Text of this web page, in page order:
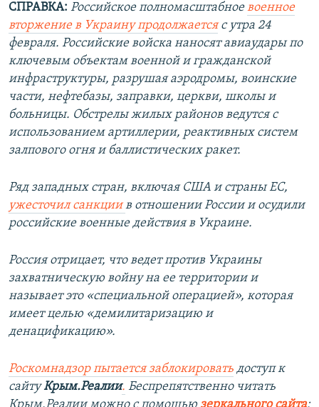
СПРАВКА: Российское полномасштабноевоенное
вторжение в Украину продолжаетсяс утра 24
февраля. Российские войска наносят авиаудары по
ключевым объектам военной и гражданской
инфраструктуры, разрушая аэродромы, воинские
части, нефтебазы, заправки, церкви, школы и
больницы. Обстрелы жилых районов ведутся с
использованием артиллерии, реактивных систем
залпового огня и баллистических ракет.
Ряд западных стран, включая США и страны ЕС,
ужесточил санкциив отношении России и осудили
российские военные действия в Украине.
Россия отрицает, что ведет против Украины
захватническую войну на ее территории и
называет это «специальной операцией», которая
имеет целью «демилитаризацию и
денацификацию».
Роскомнадзор пытается заблокировать доступ к
сайтуКрым.Реалии. Беспрепятственно читать